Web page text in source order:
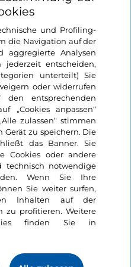
und Profiling-
die Navigation auf der
aggregierte Analysen
jederzeit entscheiden,
unterteilt) Sie
oder widerrufen
entsprechenden
„Cookies anpassen“
zulassen“ stimmen
Gerät zu speichern. Die
das Banner. Sie
Cookies oder andere
technisch notwendige
Wenn Sie Ihre
Sie weiter surfen,
Inhalten auf der
zu profitieren. Weitere
finden Sie in